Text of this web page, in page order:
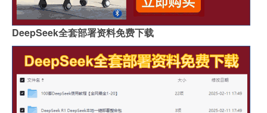
DeepSeek全套部署资料免费下载